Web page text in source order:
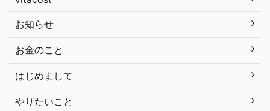
お知らせ
お金のこと
はじめまして
やりたいこと